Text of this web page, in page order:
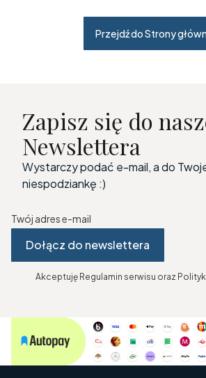
Przejdź do Strony
Zapisz się do
Newslettera
Wystarczy podać e-mail, a do
niespodziankę :)
Twój adres e-mail
Dołącz do newslettera
Akceptuję Regulamin serwisu oraz